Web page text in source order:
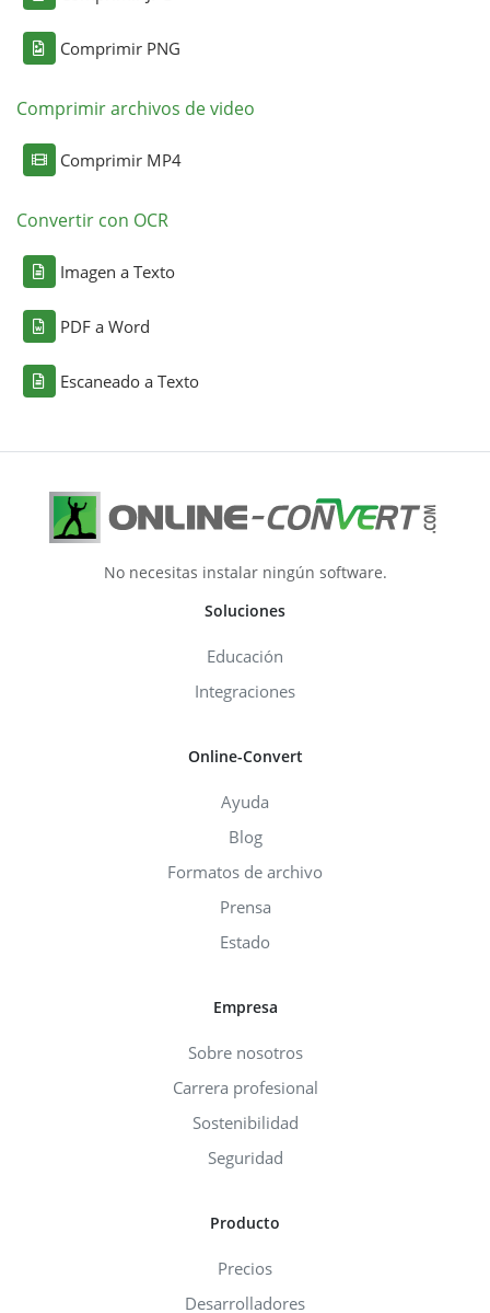
Comprimir PNG
Comprimir archivos de video
Comprimir MP4
Convertir con OCR
Imagen a Texto
PDF a Word
Escaneado a Texto
No necesitas instalar ningún software.
Soluciones
Educación
Integraciones
Online-Convert
Ayuda
Blog
Formatos de archivo
Prensa
Estado
Empresa
Sobre nosotros
Carrera profesional
Sostenibilidad
Seguridad
Producto
Precios
Desarrolladores